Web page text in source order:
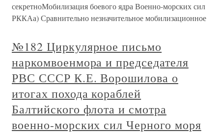
секретноМобилизация боевого ядра Военно-морских сил
РККАа) Сравнительно незначительное мобилизационное
№182 Циркулярное письмо
наркомвоенмора и председателя
РВС СССР К.Е. Ворошилова о
итогах похода кораблей
Балтийского флота и смотра
военно-морских сил Черного моря